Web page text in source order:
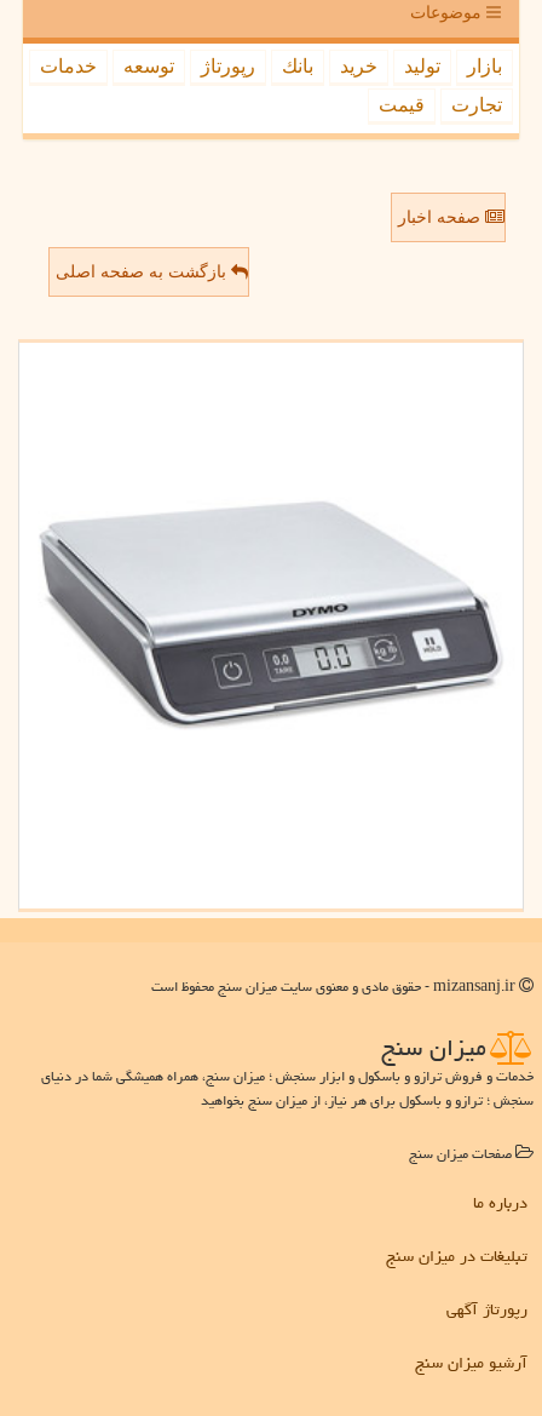
موضوعات
بازار تولید خرید بانك رپورتاژ توسعه
خدمات
تجارت
قیمت
صفحه اخبار
بازگشت به صفحه اصلی
میزان سنج
خدمات و فروش ترازو و باسکول و ابزار سنجش ؛ میزان سنج، همراه همیشگی شما در دنیای
سنجش ؛ ترازو و باسکول برای هر نیاز، از میزان سنج بخواهید
صفحات میزان سنج
درباره ما
تبلیغات در میزان سنج
رپورتاژ آگهی
آرشیو میزان سنج